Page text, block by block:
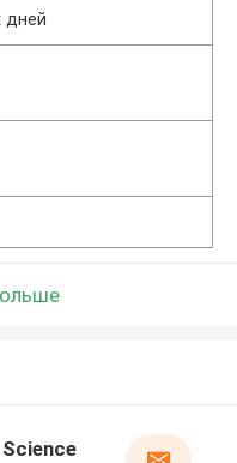
дней
Science